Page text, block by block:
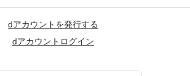
dアカウントを発行する
dアカウントログイン